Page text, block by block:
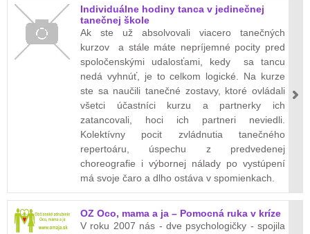
Individuálne hodiny tanca v jedinečnej
tanečnej škole
Ak ste už absolvovali viacero tanečných
kurzov a stále máte nepríjemné pocity pred
spoločenskými udalosťami, kedy sa tancu
nedá vyhnúť, je to celkom logické. Na kurze
ste sa naučili tanečné zostavy, ktoré ovládali
všetci účastníci kurzu a partnerky ich
zatancovali, hoci ich partneri neviedli.
Kolektívny pocit zvládnutia tanečného
repertoáru, úspechu z predvedenej
choreografie i výbornej nálady po vystúpení
má svoje čaro a dlho ostáva v spomienkach.
OZ Oco, mama a ja – Pomocná ruka v kríze
V roku 2007 nás - dve psychologičky - spojila